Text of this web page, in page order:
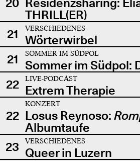
THRILL(ER)
21
VERSCHIEDENES
Wörterwirbel
21
SOMMER IM SÜDPOL
Sommer im Südpol:
22
LIVE-PODCAST
Extrem Therapie
22
KONZERT
Losus Reynoso:
Albumtaufe
23
VERSCHIEDENES
Queer in Luzern